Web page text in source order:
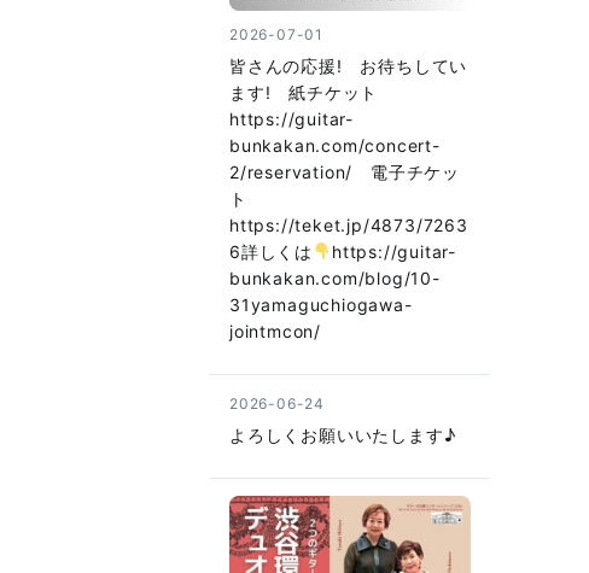
2026-07-01
皆さんの応援! お待ちしてい
ます! 紙チケット
https://guitar-
bunkakan.com/concert-
2/reservation/ 電子チケッ
ト
https://teket.jp/4873/7263
6詳しくは
https://guitar-
bunkakan.com/blog/10-
31yamaguchiogawa-
jointmcon/
2026-06-24
よろしくお願いいたします♪